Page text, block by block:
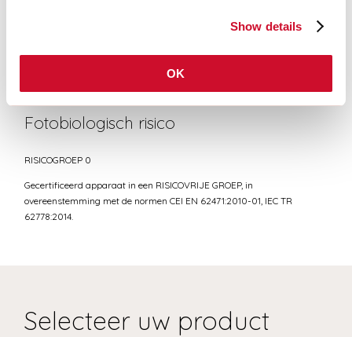
Show details
OK
CEI EN 60598-1:2021 + A11:2023, CEI EN 60598-2-1:2022
Fotobiologisch risico
RISICOGROEP 0
Gecertificeerd apparaat in een RISICOVRIJE GROEP, in
overeenstemming met de normen CEI EN 62471:2010-01, IEC TR
62778:2014.
Selecteer uw product